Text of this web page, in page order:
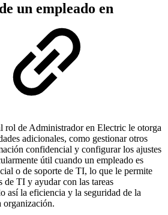
un empleado en
rol de Administrador en Electric le otorga
adicionales, como gestionar otros
confidencial y configurar los ajustes
útil cuando un empleado es
o de soporte de TI, lo que le permite
de TI y ayudar con las tareas
así la eficiencia y la seguridad de la
organización.